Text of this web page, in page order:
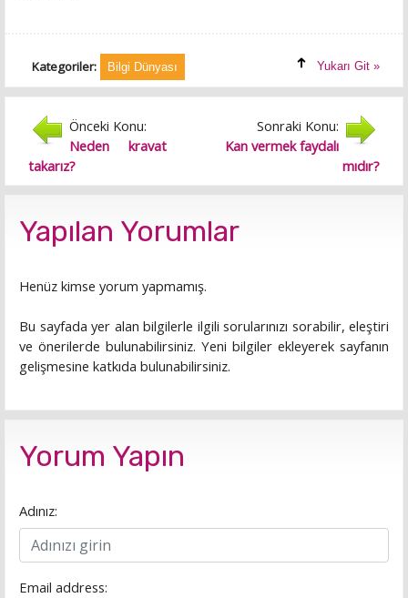
Kategoriler: Bilgi Dünyası Yukarı Git »
Önceki Konu:
Neden kravat
takarız?
Sonraki Konu:
Kan vermek faydalı
mıdır?
Yapılan Yorumlar
Henüz kimse yorum yapmamış.
Bu sayfada yer alan bilgilerle ilgili sorularınızı sorabilir, eleştiri
ve önerilerde bulunabilirsiniz. Yeni bilgiler ekleyerek sayfanın
gelişmesine katkıda bulunabilirsiniz.
Yorum Yapın
Adınız:
Email address: